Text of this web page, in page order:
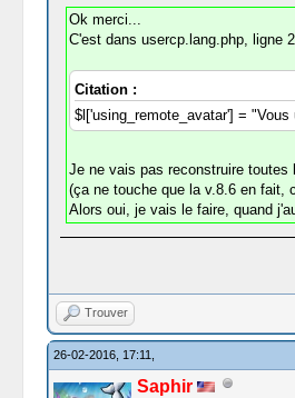
Ok merci...
C'est dans usercp.lang.php, ligne
Citation :
$l['using_remote_avatar'] =
Je ne vais pas reconstruire
(ça ne touche que la v.8.6 en fait,
Alors oui, je vais le faire, quand
Trouver
26-02-2016, 17:11,
Saphir